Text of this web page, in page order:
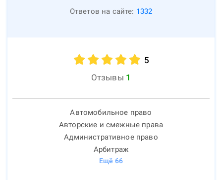
Ответов на сайте: 1332
5
Отзывы 1
Автомобильное право
Авторские и смежные права
Административное право
Арбитраж
Ещё 66